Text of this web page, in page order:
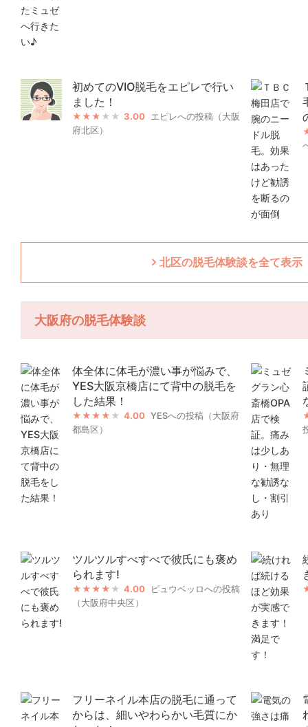
初めてのVIO脱毛をエピレで行い
ました！
3.00
エピレへの投稿（大阪
府北区）
北区の脱毛体験談を全て表示
大阪府の脱毛体験談
体全体に体毛が濃い事が悩みで、
YES大阪京橋店にて背中の脱毛を
した結果！
4.00 YESへの投稿（大阪府
都島区）
ツルツルすべすべで彼氏にも褒め
られます!
4.00
ピュウベッロへの投稿
（大阪府中央区）
フリーネイル本店の脱毛に通って
からは、細いやわらかい毛質にか